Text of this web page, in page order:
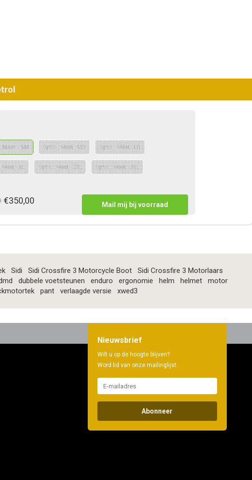
Maat - SM Optie : Maat - MD Optie : Maat - LG
Maat - XL Optie : Maat - 2XL Optie : Maat - 3XL
€350,00 Mail mij bij voorraad
Sidi Sidi Crossfire 3 Motorcycle Boot
Sidi Crossfire 3 Motorlaars
dubbele voetsteunen enduro ergonomie helm helmet
motor
pant verlaagde versie xwed3
Nieuwsbrief
Wilt u op de hoogte blijven?
Word lid van onze mailinglijst:
Abonneer